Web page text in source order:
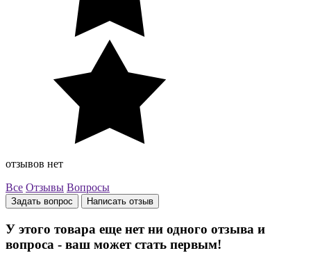
отзывов нет
Все Отзывы Вопросы
Задать вопрос Написать отзыв
У этого товара еще нет ни одного отзыва и
вопроса - ваш может стать первым!